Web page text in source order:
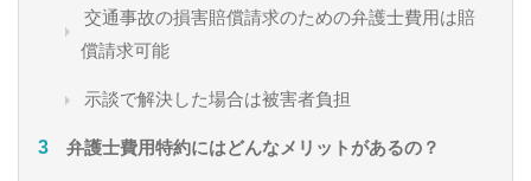
交通事故の損害賠償請求のための弁護士費用は賠
償請求可能
示談で解決した場合は被害者負担
弁護士費用特約にはどんなメリットがあるの？